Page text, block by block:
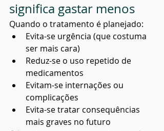
significa gastar menos
Quando o tratamento é planejado:
Evita-se urgência (que costuma
ser mais cara)
Reduz-se o uso repetido de
medicamentos
Evitam-se internações ou
complicações
Evita-se tratar consequências
mais graves no futuro